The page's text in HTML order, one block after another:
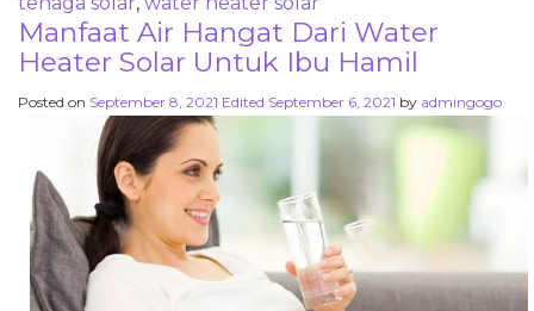
Manfaat Air Hangat Dari Water
Heater Solar Untuk Ibu Hamil
Posted on September 8, 2021 Edited September 6, 2021 by admingogo